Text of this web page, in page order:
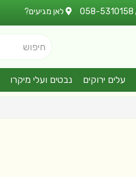
058-5310158 לאן מגיעים?
חיפוש
עלים ירוקים נבטים ועלי מיקרו